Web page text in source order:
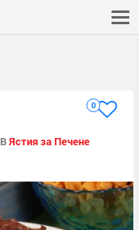
0
ВЯстия за Печене